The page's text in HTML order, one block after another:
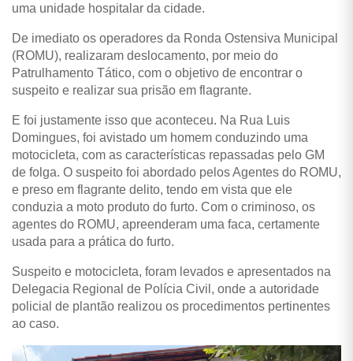
uma unidade hospitalar da cidade.
De imediato os operadores da Ronda Ostensiva Municipal
(ROMU), realizaram deslocamento, por meio do
Patrulhamento Tático, com o objetivo de encontrar o
suspeito e realizar sua prisão em flagrante.
E foi justamente isso que aconteceu. Na Rua Luis
Domingues, foi avistado um homem conduzindo uma
motocicleta, com as características repassadas pelo GM
de folga. O suspeito foi abordado pelos Agentes do ROMU,
e preso em flagrante delito, tendo em vista que ele
conduzia a moto produto do furto. Com o criminoso, os
agentes do ROMU, apreenderam uma faca, certamente
usada para a prática do furto.
Suspeito e motocicleta, foram levados e apresentados na
Delegacia Regional de Polícia Civil, onde a autoridade
policial de plantão realizou os procedimentos pertinentes
ao caso.